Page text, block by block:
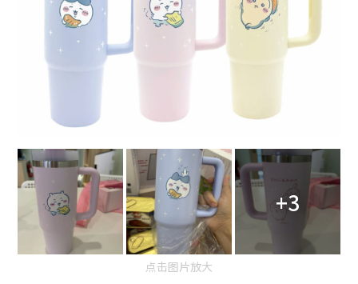
+3
点击图片放大